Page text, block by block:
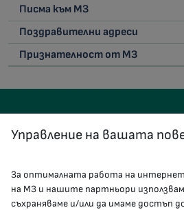
Писма към МЗ
Поздравителни адреси
Признателност от МЗ
КОНТАКТИ
Управление на вашата
За оптималната работа на
на МЗ и нашите партньори
съхраняваме и/или да имаме достъп